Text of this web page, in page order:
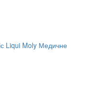
Liqui Moly Медичне